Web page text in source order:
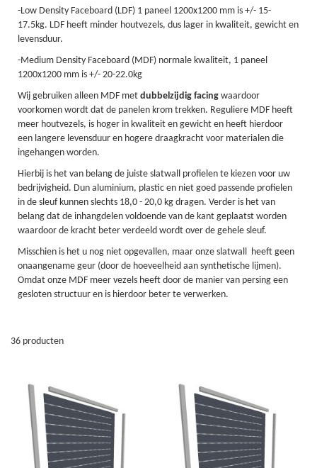
-Low Density Faceboard (LDF) 1 paneel 1200x1200 mm is +/- 15-
17.5kg. LDF heeft minder houtvezels, dus lager in kwaliteit, gewicht en
levensduur.
-Medium Density Faceboard (MDF) normale kwaliteit, 1 paneel
1200x1200 mm is +/- 20-22.0kg
Wij gebruiken alleen MDF met dubbelzijdig facing waardoor
voorkomen wordt dat de panelen krom trekken. Reguliere MDF heeft
meer houtvezels, is hoger in kwaliteit en gewicht en heeft hierdoor
een langere levensduur en hogere draagkracht voor materialen die
ingehangen worden.
Hierbij is het van belang de juiste slatwall profielen te kiezen voor uw
bedrijvigheid. Dun aluminium, plastic en niet goed passende profielen
in de sleuf kunnen slechts 18,0 - 20,0 kg dragen. Verder is het van
belang dat de inhangdelen voldoende van de kant geplaatst worden
waardoor de kracht beter verdeeld wordt over de gehele sleuf.
Misschien is het u nog niet opgevallen, maar onze slatwall heeft geen
onaangename geur (door de hoeveelheid aan synthetische lijmen).
Omdat onze MDF meer vezels heeft door de manier van persing een
gesloten structuur en is hierdoor beter te verwerken.
36 producten